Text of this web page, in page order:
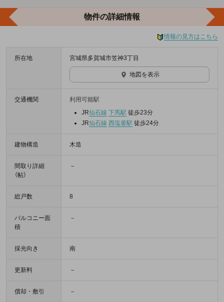
物件の詳細情報
情報の見方はこちら
所在地 宮城県多賀城市笠神3丁目
地図を表示
交通機関
利用可能駅
JR仙石線 下馬駅 徒歩23分
JR仙石線 西塩釜駅 徒歩24分
建物構造 木造
間取り詳細
（帖）
－
総戸数 8
バルコニー面
積
－
採光向き 南
更新料 －
償却・敷引 －